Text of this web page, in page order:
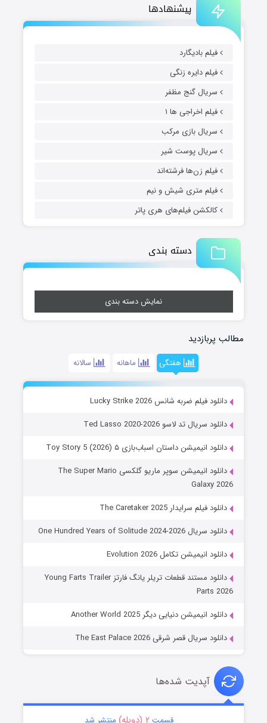
پیشنهادها
فیلم بادیگارد
فیلم دایره زنگی
سریال گنج مظفر
فیلم اخراجی ها ۱
سریال بازی مرکب
سریال پوست شیر
فیلم زن‌ها فرشته‌اند
فیلم متری شیش و نیم
کالکشن فیلم‌های هری پاتر
دسته بندی
نمایش دسته بندی
مطالب پربازدید
هفتگی ماهانه سالانه
دانلود فیلم ضربه شانس Lucky Strike 2026
دانلود سریال تد لاسو Ted Lasso 2020-2026
دانلود انیمیشن داستان اسباب‌بازی ۵ Toy Story 5 (2026)
دانلود انیمیشن سوپر ماریو گلکسی The Super Mario
Galaxy 2026
دانلود فیلم سرایدار The Caretaker 2025
دانلود سریال One Hundred Years of Solitude 2024-2026
دانلود انیمیشن تکامل Evolution 2026
دانلود مستند قطعات تریلر یانگ فارتز Young Farts Trailer
Parts 2026
دانلود انیمیشن دنیایی دیگر Another World 2025
دانلود سریال قصر شرقی The East Palace 2026
آپدیت شده‌ها
قسمت ۲ (دوبله) منتشر شد